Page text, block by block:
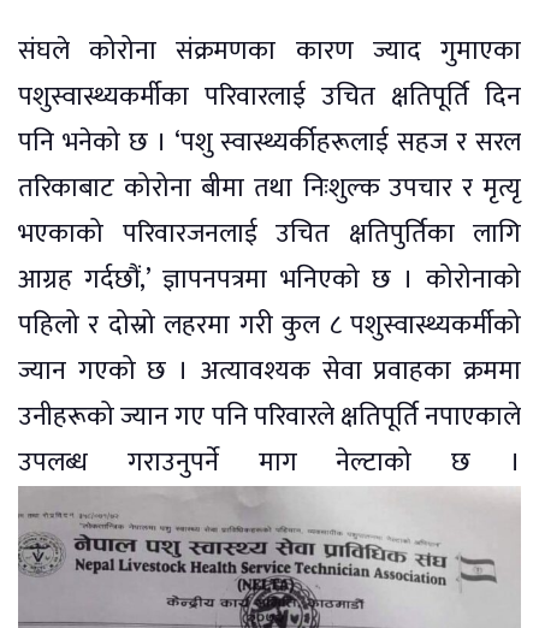
संघले कोरोना संक्रमणका कारण ज्याद गुमाएका
पशुस्वास्थ्यकर्मीका परिवारलाई उचित क्षतिपूर्ति दिन
पनि भनेको छ । ‘पशु स्वास्थ्यर्कीहरूलाई सहज र सरल
तरिकाबाट कोरोना बीमा तथा निःशुल्क उपचार र मृत्यृ
भएकाको परिवारजनलाई उचित क्षतिपुर्तिका लागि
आग्रह गर्दछौं,’ ज्ञापनपत्रमा भनिएको छ । कोरोनाको
पहिलो र दोस्रो लहरमा गरी कुल ८ पशुस्वास्थ्यकर्मीको
ज्यान गएको छ । अत्यावश्यक सेवा प्रवाहका क्रममा
उनीहरूको ज्यान गए पनि परिवारले क्षतिपूर्ति नपाएकाले
उपलब्ध गराउनुपर्ने माग नेल्टाको छ ।